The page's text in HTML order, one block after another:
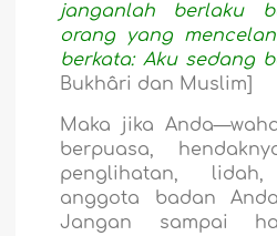
janganlah berlaku
orang yang
berkata: Aku sedang
Bukhâri dan Muslim]
Maka jika
berpuasa,
penglihatan,
anggota badan
Jangan sampai